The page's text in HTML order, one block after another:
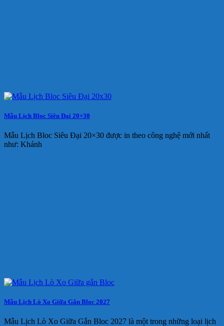
Mẫu Lịch Bloc Siêu Đại 20×30
Mẫu Lịch Bloc Siêu Đại 20×30 được in theo công nghệ mới nhất
như: Khánh
Mẫu Lịch Lò Xo Giữa Gắn Bloc 2027
Mẫu Lịch Lò Xo Giữa Gắn Bloc 2027 là một trong những loại lịch